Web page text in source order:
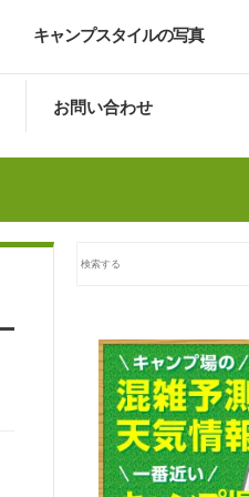
キャンプスタイルの写真
お問い合わせ